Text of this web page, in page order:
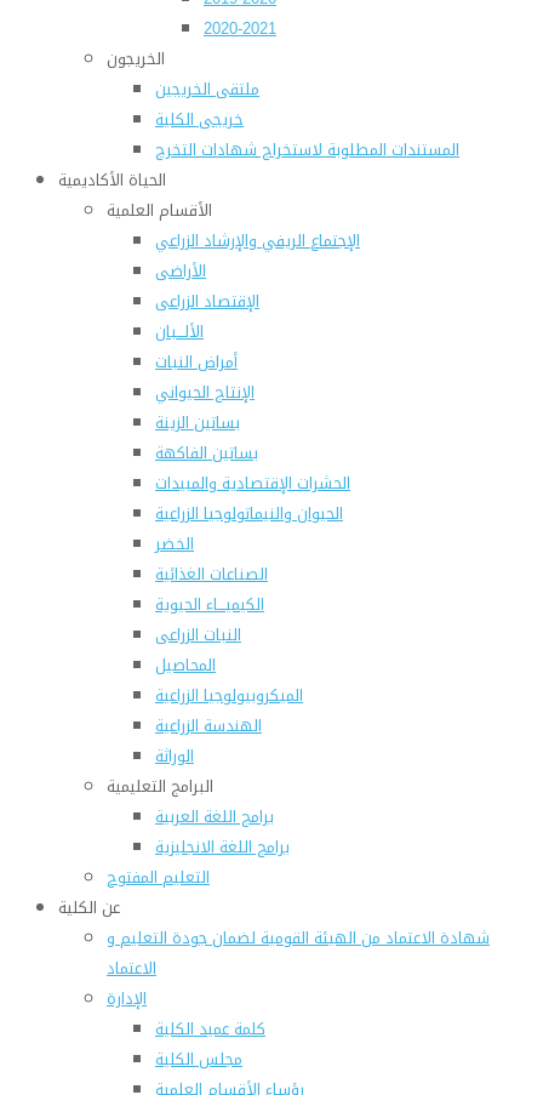
2020-2021
الخريجون
ملتقى الخريجين
خريجى الكلية
المستندات المطلوبة لاستخراج شهادات التخرج
الحياة الأكاديمية
الأقسام العلمية
الإجتماع الريفي والإرشاد الزراعي
الأراضى
الإقتصاد الزراعى
الألـــبان
أمراض النبات
الإنتاج الحيواني
بساتين الزينة
بساتين الفاكهة
الحشرات الإقتصادية والمبيدات
الحيوان والنيماتولوجيا الزراعية
الخضر
الصناعات الغذائية
الكيميـــاء الحيوية
النبات الزراعى
المحاصيل
الميكروبيولوجيا الزراعية
الهندسة الزراعية
الوراثة
البرامج التعليمية
برامج اللغة العربية
برامج اللغة الانجليزية
التعليم المفتوح
عن الكلية
شهادة الاعتماد من الهيئة القومية لضمان جودة التعليم و
الاعتماد
الإدارة
كلمة عميد الكلية
مجلس الكلية